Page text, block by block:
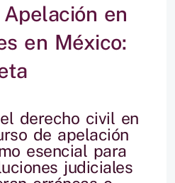
en
en México:
derecho civil en
de apelación
esencial para
judiciales